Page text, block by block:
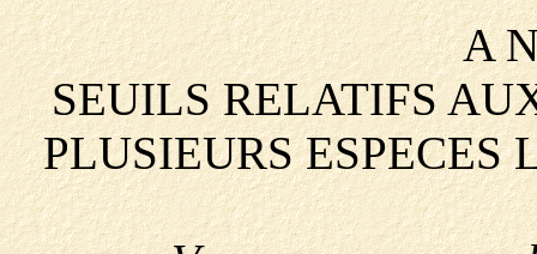
A
SEUILS RELATIFS
PLUSIEURS ESPECES